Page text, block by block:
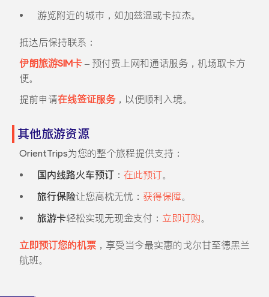
游览附近的城市，如加兹温或卡拉杰。
抵达后保持联系：
伊朗旅游SIM卡– 预付费上网和通话服务，机场取卡方
便。
提前申请在线签证服务，以便顺利入境。
其他旅游资源
OrientTrips为您的整个旅程提供支持：
国内线路火车预订： 在此预订。
旅行保险让您高枕无忧： 获得保障。
旅游卡轻松实现无现金支付： 立即订购。
立即预订您的机票，享受当今最实惠的戈尔甘至德黑兰
航班。